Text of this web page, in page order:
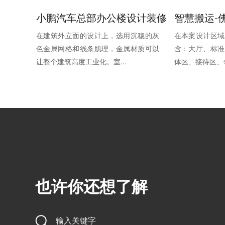
小鹏汽车总部办公楼设计装修
在建筑外立面的设计上，选用沉稳的灰
色金属网格和线条肌理，金属材质可以
让整个建筑高度工业化。室...
在本案设计区
含：大厅、标
体区、接待区
也许你还想了解